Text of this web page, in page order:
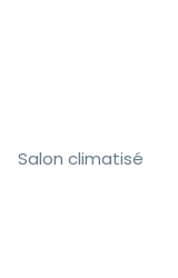
Salon climatisé